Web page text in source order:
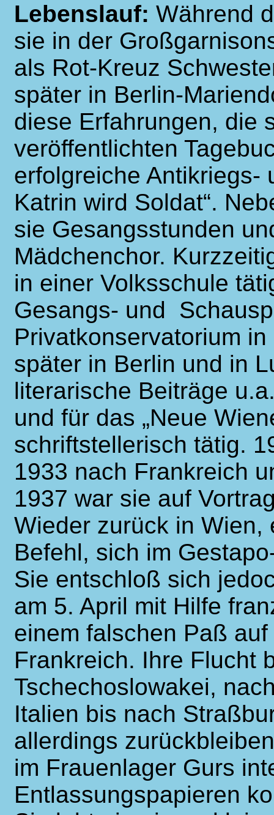
Lebenslauf: Während
sie in der
als Rot-Kreuz
später in Berlin-
diese Erfahrungen, die
veröffentlichten
erfolgreiche
Katrin wird Soldat“.
sie Gesangsstunden
Mädchenchor.
in einer Volksschule
Gesangs- und
Privatkonservatorium
später in Berlin und in
literarische Beiträge
und für das „Neue
schriftstellerisch tätig.
1933 nach Frankreich
1937 war sie auf
Wieder zurück in Wien,
Befehl, sich im
Sie entschloß sich
am 5. April mit Hilfe
einem falschen Paß
Frankreich. Ihre Flucht
Tschechoslowakei,
Italien bis nach
allerdings
im Frauenlager Gurs
Entlassungspapieren